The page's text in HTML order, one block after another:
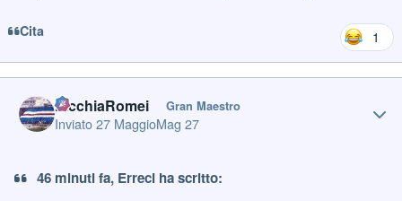
Cita 1
PicchiaRomei Gran Maestro
Inviato27 MaggioMag 27
46 minuti fa, Erreci ha scritto: